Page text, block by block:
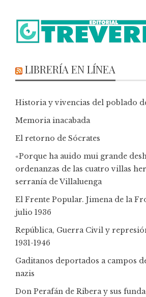
LIBRERÍA EN LÍNEA
Historia y vivencias del poblado
Memoria inacabada
El retorno de Sócrates
«Porque ha auido mui grande
ordenanzas de las cuatro villas
serranía de Villaluenga
El Frente Popular. Jimena de la
julio 1936
República, Guerra Civil y
1931-1946
Gaditanos deportados a campos
nazis
Don Perafán de Ribera y sus